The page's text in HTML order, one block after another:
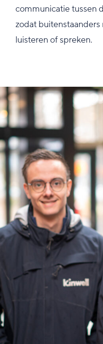
communicatie tussen
zodat
luisteren of spreken.